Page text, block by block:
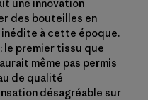
une innovation
des bouteilles en
à cette époque.
le premier tissu que
même pas permis
de qualité
désagréable sur